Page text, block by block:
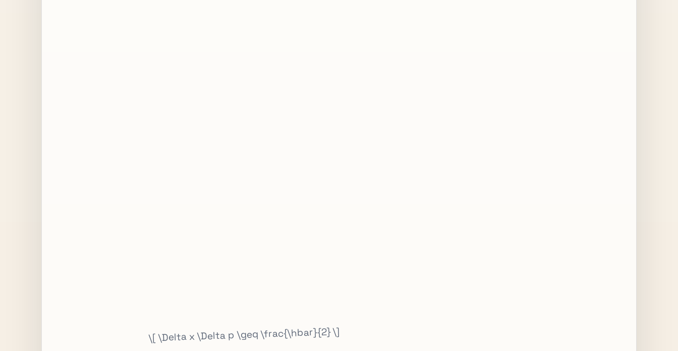
\[ \Delta x \Delta p \geq \frac{\hbar}{2} \]